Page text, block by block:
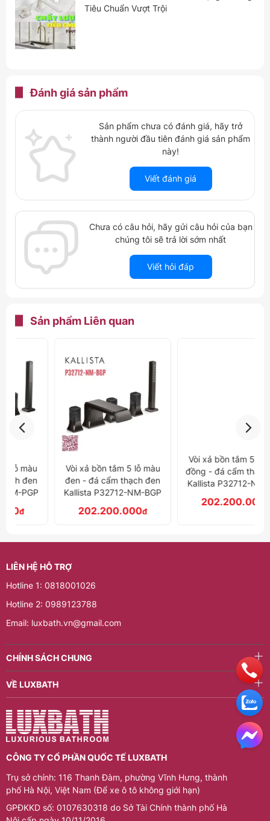
Tiêu Chuẩn Vượt Trội
Đánh giásản phẩm
Sản phẩm chưa có đánh giá, hãy trở
thành người đầu tiên đánh giá sản phẩm
này!
Viết đánh giá
Chưa có câu hỏi, hãy gửi câu hỏi của bạn
chúng tôi sẽ trả lời sớm nhất
Viết hỏi đáp
Sản phẩm Liên quan
Vòi xả bồn tắm 5 lỗ màu
đen - đá cẩm thạch đen
Kallista P32712-NM-BGP
202.200.000đ
Vòi xả bồn tắm 5 lỗ màu
đồng - đá cẩm thạch đen
Kallista P32712-NM-BLH
CÔNG TY CỔ PHẦN QUỐC TẾ LUXBATH
Trụ sở chính: 116 Thanh Đàm, phường Vĩnh Hưng, thành
phố Hà Nội, Việt Nam (Để xe ô tô không giới hạn)
GPĐKKD số: 0107630318 do Sở Tài Chính thành phố Hà
VỀ LUXBATH
CHÍNH SÁCH CHUNG
LIÊN HỆ HỖ TRỢ
Hotline 1: 0818001026
Hotline 2: 0989123788
Email: luxbath.vn@gmail.com